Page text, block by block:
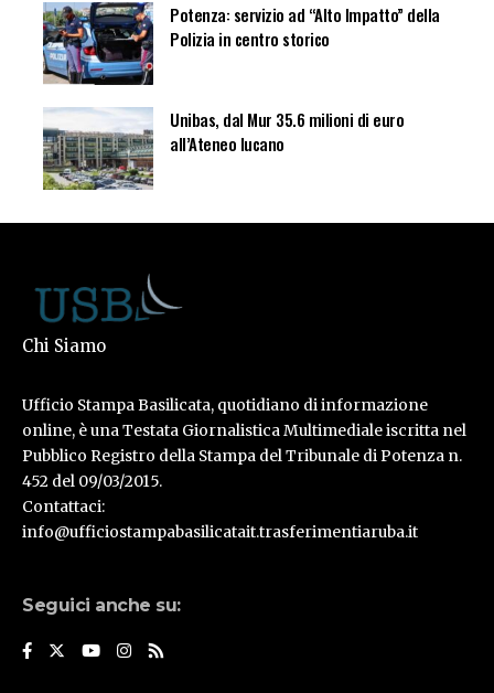
Potenza: servizio ad “Alto Impatto” della
Polizia in centro storico
Unibas, dal Mur 35.6 milioni di euro
all’Ateneo lucano
Chi Siamo
Ufficio Stampa Basilicata, quotidiano di informazione
online, è una Testata Giornalistica Multimediale iscritta nel
Pubblico Registro della Stampa del Tribunale di Potenza n.
452 del 09/03/2015.
Contattaci:
info@ufficiostampabasilicatait.trasferimentiaruba.it
Seguici anche su: